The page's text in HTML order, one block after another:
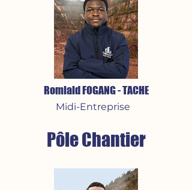
Romiald FOGANG - TACHE
Midi-Entreprise
Pôle Chantier